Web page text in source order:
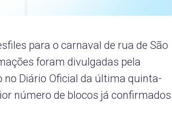
para o carnaval de rua de São
foram divulgadas pela
Diário Oficial da última quinta-
número de blocos já confirmados